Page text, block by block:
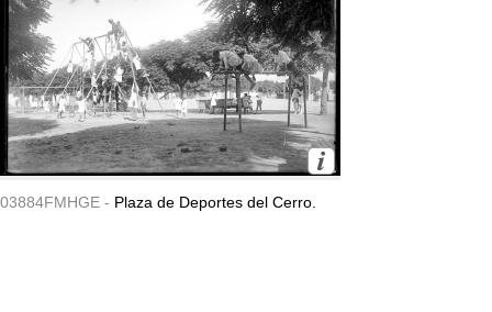
03884FMHGE - Plaza de Deportes del Cerro.